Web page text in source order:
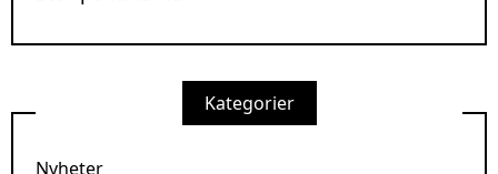
Kategorier
Nyheter